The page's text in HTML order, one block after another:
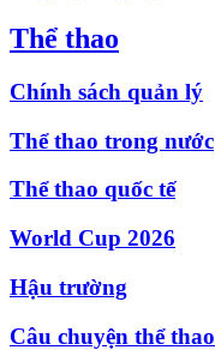
Thể thao
Chính sách quản lý
Thể thao trong nước
Thể thao quốc tế
World Cup 2026
Hậu trường
Câu chuyện thể thao